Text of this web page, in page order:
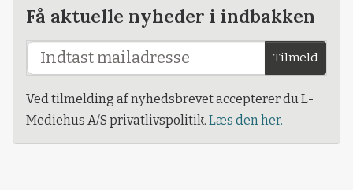
Få aktuelle nyheder i indbakken
Tilmeld
Ved tilmelding af nyhedsbrevet accepterer du L-
Mediehus A/S privatlivspolitik. Læs den her.